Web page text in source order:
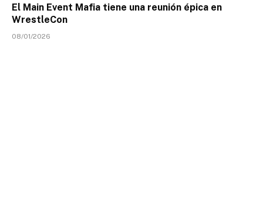
El Main Event Mafia tiene una reunión épica en
WrestleCon
08/01/2026